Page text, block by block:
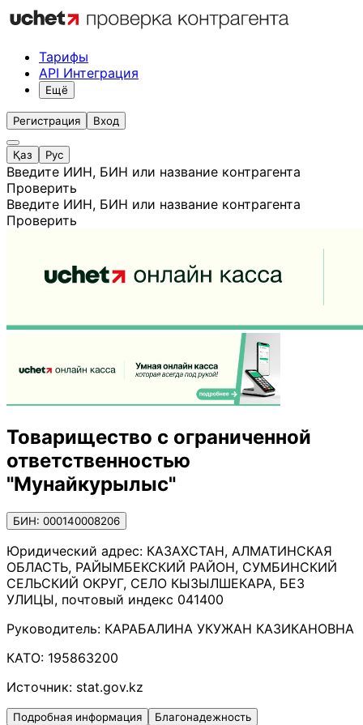
Тарифы
API Интеграция
Ещё
Регистрация Вход
Қаз Рус
Введите ИИН, БИН или название контрагента
Проверить
Введите ИИН, БИН или название контрагента
Проверить
Товарищество с ограниченной
ответственностью
"Мунайкурылыс"
БИН: 000140008206
Юридический адрес: КАЗАХСТАН, АЛМАТИНСКАЯ
ОБЛАСТЬ, РАЙЫМБЕКСКИЙ РАЙОН, СУМБИНСКИЙ
СЕЛЬСКИЙ ОКРУГ, СЕЛО КЫЗЫЛШЕКАРА, БЕЗ
УЛИЦЫ, почтовый индекс 041400
Руководитель: КАРАБАЛИНА УКУЖАН КАЗИКАНОВНА
КАТО: 195863200
Источник: stat.gov.kz
Подробная информация
Благонадежность